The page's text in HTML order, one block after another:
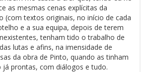
as mesmas cenas explícitas da
(com textos originais, no início de cada
e a sua equipa, depois de terem
tenham tido o trabalho de
lutas e afins, na imensidade de
da obra de Pinto, quando as tinham
já prontas, com diálogos e tudo.